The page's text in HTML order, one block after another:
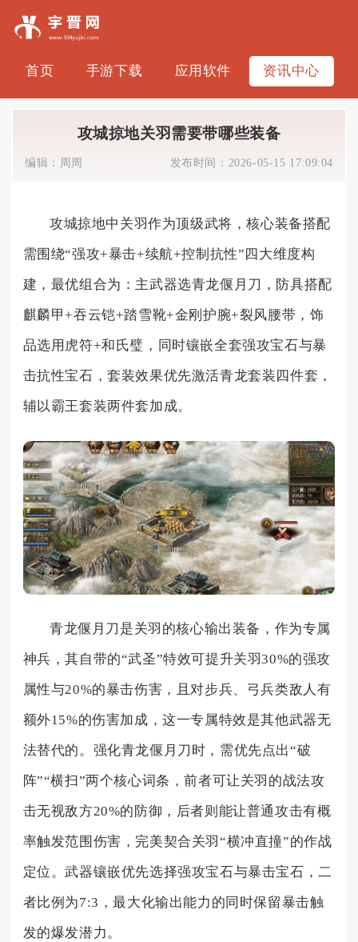
首页 手游下载 应用软件 资讯中心
攻城掠地关羽需要带哪些装备
编辑： 周周 发布时间： 2026-05-15 17:09:04
攻城掠地中关羽作为顶级武将，核心装备搭配
需围绕“强攻+暴击+续航+控制抗性”四大维度构
建，最优组合为：主武器选青龙偃月刀，防具搭配
麒麟甲+吞云铠+踏雪靴+金刚护腕+裂风腰带，饰
品选用虎符+和氏璧，同时镶嵌全套强攻宝石与暴
击抗性宝石，套装效果优先激活青龙套装四件套，
辅以霸王套装两件套加成。
青龙偃月刀是关羽的核心输出装备，作为专属
神兵，其自带的“武圣”特效可提升关羽30%的强攻
属性与20%的暴击伤害，且对步兵、弓兵类敌人有
额外15%的伤害加成，这一专属特效是其他武器无
法替代的。强化青龙偃月刀时，需优先点出“破
阵”“横扫”两个核心词条，前者可让关羽的战法攻
击无视敌方20%的防御，后者则能让普通攻击有概
率触发范围伤害，完美契合关羽“横冲直撞”的作战
定位。武器镶嵌优先选择强攻宝石与暴击宝石，二
者比例为7:3，最大化输出能力的同时保留暴击触
发的爆发潜力。